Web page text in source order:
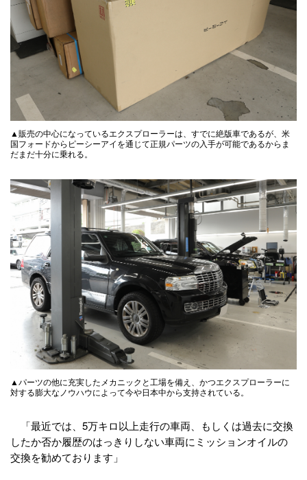
▲販売の中心になっているエクスプローラーは、すでに絶版車であるが、米
国フォードからピーシーアイを通じて正規パーツの入手が可能であるからま
だまだ十分に乗れる。
▲パーツの他に充実したメカニックと工場を備え、かつエクスプローラーに
対する膨大なノウハウによって今や日本中から支持されている。
「最近では、5万キロ以上走行の車両、もしくは過去に交換
したか否か履歴のはっきりしない車両にミッションオイルの
交換を勧めております」